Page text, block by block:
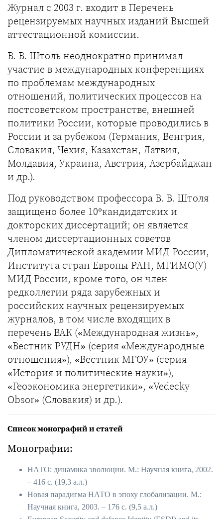
Журнал с 2003 г. входит в Перечень
рецензируемых научных изданий Высшей
аттестационной комиссии.
В. В. Штоль неоднократно принимал
участие в международных конференциях
по проблемам международных
отношений, политических процессов на
постсоветском пространстве, внешней
политики России, которые проводились в
России и за рубежом (Германия, Венгрия,
Словакия, Чехия, Казахстан, Латвия,
Молдавия, Украина, Австрия, Азербайджан
и др.).
Под руководством профессора В. В. Штоля
защищено более 10°кандидатских и
докторских диссертаций; он является
членом диссертационных советов
Дипломатической академии МИД России,
Института стран Европы РАН, МГИМО(У)
МИД России, кроме того, он член
редколлегии ряда зарубежных и
российских научных рецензируемых
журналов, в том числе входящих в
перечень ВАК («Международная жизнь»,
«Вестник РУДН» (серия «Международные
отношения»), «Вестник МГОУ» (серия
«История и политические науки»),
«Геоэкономика энергетики», «Vedecky
Obsor» (Словакия) и др.).
Список монографий и статей
Монографии:
НАТО: динамика эволюции. М.: Научная книга, 2002.
– 416 с. (19,3 а.л.)
Новая парадигма НАТО в эпоху глобализации. М.:
Научная книга, 2003. – 176 с. (9,5 а.л.)